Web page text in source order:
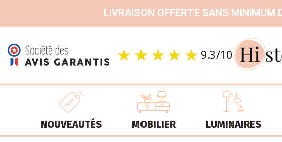
LIVRAISON OFFERTE SANS MINIMUM
9.3/10
NOUVEAUTÉS MOBILIER LUMINAIRES